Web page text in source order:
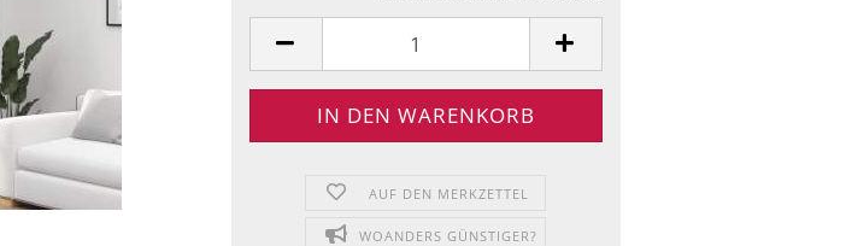
AUF DEN MERKZETTEL
WOANDERS GÜNSTIGER?